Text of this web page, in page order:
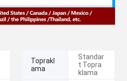
Toprakl
ama
Standar
t Topra
klama